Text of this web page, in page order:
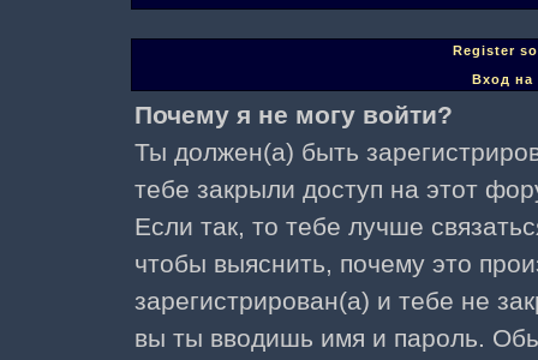
Register
Вход на
Почему я не могу войти?
Ты должен(а) быть
тебе закрыли доступ на этот
Если так, то тебе лучше
чтобы выяснить, почему это
зарегистрирован(а) и тебе не
вы ты вводишь имя и пароль.